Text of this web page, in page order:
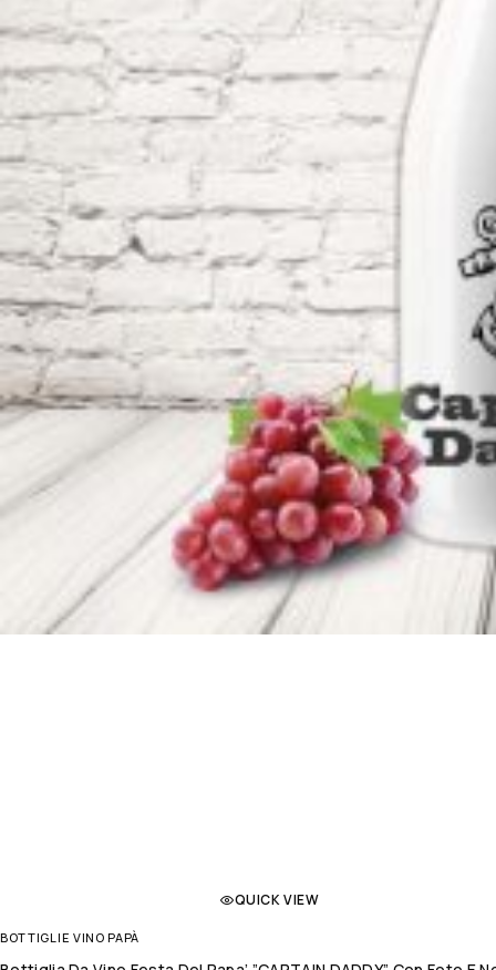
QUICK VIEW
BOTTIGLIE VINO PAPÀ